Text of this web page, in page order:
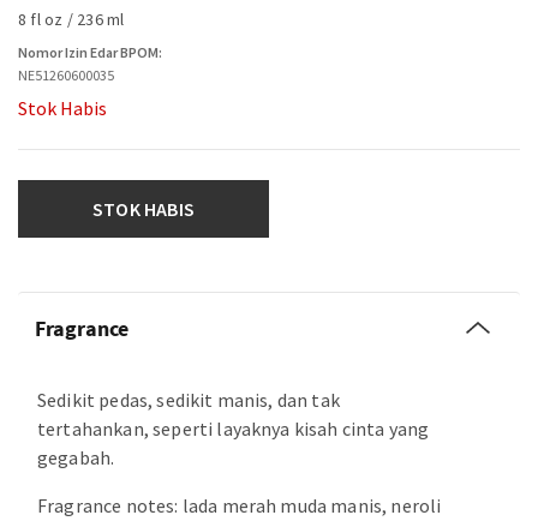
8 fl oz / 236 ml
Nomor Izin Edar BPOM:
NE51260600035
Stok Habis
STOK HABIS
Fragrance
Sedikit pedas, sedikit manis, dan tak
tertahankan, seperti layaknya kisah cinta yang
gegabah.
Fragrance notes: lada merah muda manis, neroli